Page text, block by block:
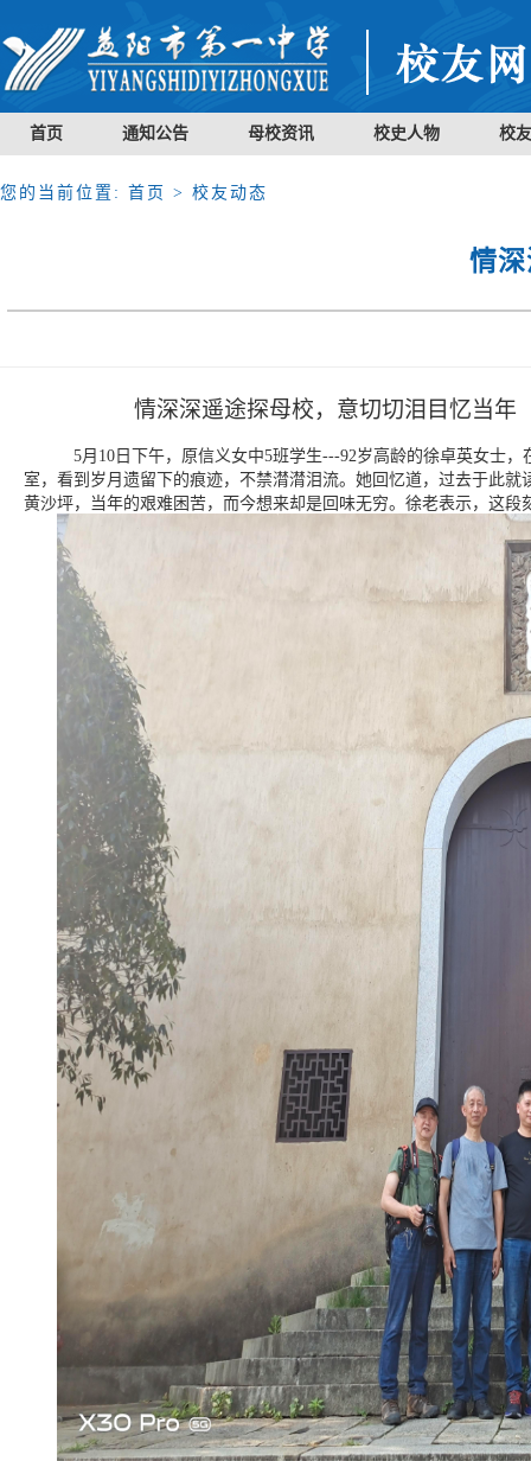
首页 通知公告 母校资讯 校史人物 校
您的当前位置: 首页 > 校友动态
情
情深深遥途探母校，意切切泪目忆当年
5月 10 日下午，原信义女中5班学生---92岁高龄的徐卓英女士，
室，看到岁月遗留下的痕迹，不禁潸潸泪流。她回忆道，过去于此
黄沙坪，当年的艰难困苦，而今想来却是回味无穷。徐老表示，这